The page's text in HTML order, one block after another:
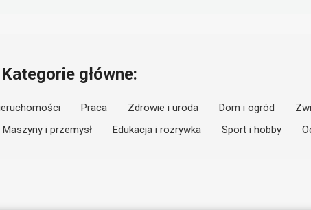
Kategorie główne:
Praca Zdrowie i uroda Dom i ogród
Maszyny i przemysł Edukacja i rozrywka Sport i hobby